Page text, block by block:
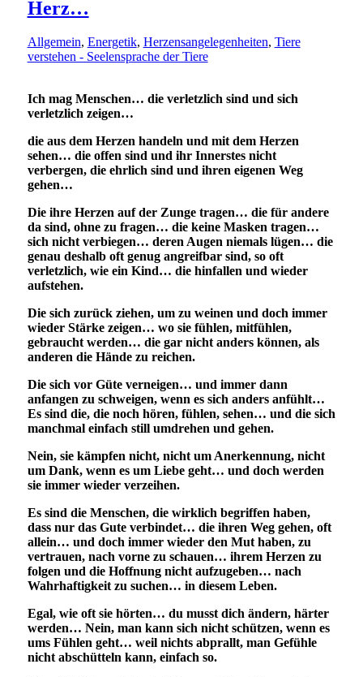
Herz…
Allgemein, Energetik, Herzensangelegenheiten, Tiere
verstehen - Seelensprache der Tiere
Ich mag Menschen… die verletzlich sind und sich
verletzlich zeigen…
die aus dem Herzen handeln und mit dem Herzen
sehen… die offen sind und ihr Innerstes nicht
verbergen, die ehrlich sind und ihren eigenen Weg
gehen…
Die ihre Herzen auf der Zunge tragen… die für andere
da sind, ohne zu fragen… die keine Masken tragen…
sich nicht verbiegen… deren Augen niemals lügen… die
genau deshalb oft genug angreifbar sind, so oft
verletzlich, wie ein Kind… die hinfallen und wieder
aufstehen.
Die sich zurück ziehen, um zu weinen und doch immer
wieder Stärke zeigen… wo sie fühlen, mitfühlen,
gebraucht werden… die gar nicht anders können, als
anderen die Hände zu reichen.
Die sich vor Güte verneigen… und immer dann
anfangen zu schweigen, wenn es sich anders anfühlt…
Es sind die, die noch hören, fühlen, sehen… und die sich
manchmal einfach still umdrehen und gehen.
Nein, sie kämpfen nicht, nicht um Anerkennung, nicht
um Dank, wenn es um Liebe geht… und doch werden
sie immer wieder verzeihen.
Es sind die Menschen, die wirklich begriffen haben,
dass nur das Gute verbindet… die ihren Weg gehen, oft
allein… und doch immer wieder den Mut haben, zu
vertrauen, nach vorne zu schauen… ihrem Herzen zu
folgen und die Hoffnung nicht aufzugeben… nach
Wahrhaftigkeit zu suchen… in diesem Leben.
Egal, wie oft sie hörten… du musst dich ändern, härter
werden… Nein, man kann sich nicht schützen, wenn es
ums Fühlen geht… weil nichts abprallt, man Gefühle
nicht abschütteln kann, einfach so.